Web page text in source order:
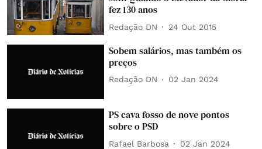
fez 130 anos
Redação DN 24 Out 2015
Sobem salários, mas também os
preços
Redação DN 02 Jan 2024
PS cava fosso de nove pontos
sobre o PSD
Rafael Barbosa 02 Jan 2024